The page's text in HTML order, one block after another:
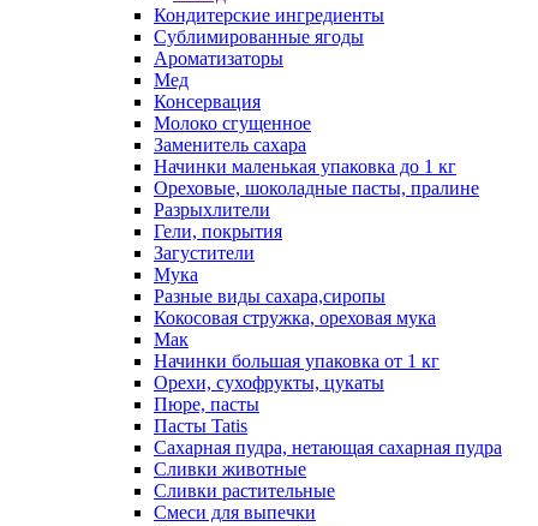
Кондитерские ингредиенты
Сублимированные ягоды
Ароматизаторы
Мед
Консервация
Молоко сгущенное
Заменитель сахара
Начинки маленькая упаковка до 1 кг
Ореховые, шоколадные пасты, пралине
Разрыхлители
Гели, покрытия
Загустители
Мука
Разные виды сахара,сиропы
Кокосовая стружка, ореховая мука
Мак
Начинки большая упаковка от 1 кг
Орехи, сухофрукты, цукаты
Пюре, пасты
Пасты Tatis
Сахарная пудра, нетающая сахарная пудра
Сливки животные
Сливки растительные
Смеси для выпечки